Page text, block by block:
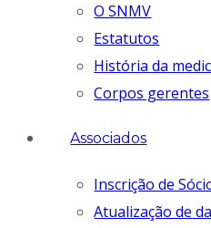
O SNMV
Estatutos
História da
Corpos gerentes
Associados
Inscrição de
Atualização de